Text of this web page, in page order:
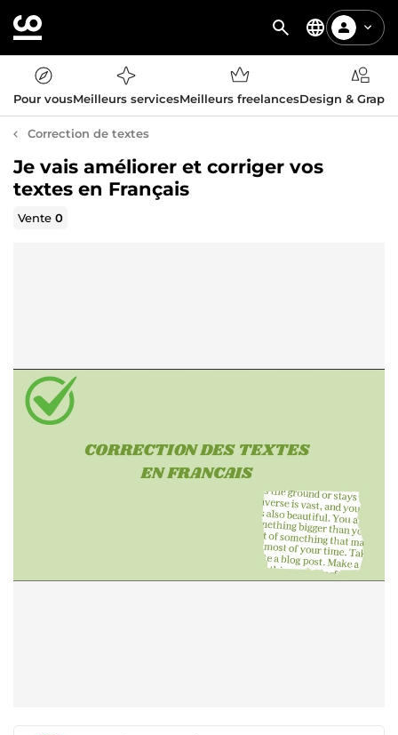
Pour vousMeilleurs servicesMeilleurs freelancesDesign &
Correction de textes
Je vais améliorer et corriger vos
textes en Français
Vente0